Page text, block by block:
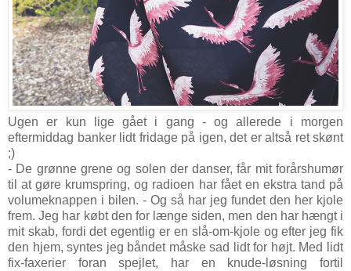
Ugen er kun lige gået i gang - og allerede i morgen
eftermiddag banker lidt fridage på igen, det er altså ret skønt
;)
- De grønne grene og solen der danser, får mit forårshumør
til at gøre krumspring, og radioen har fået en ekstra tand på
volumeknappen i bilen. - Og så har jeg fundet den her kjole
frem. Jeg har købt den for længe siden, men den har hængt i
mit skab, fordi det egentlig er en slå-om-kjole og efter jeg fik
den hjem, syntes jeg båndet måske sad lidt for højt. Med lidt
fix-faxerier foran spejlet, har en knude-løsning fortil